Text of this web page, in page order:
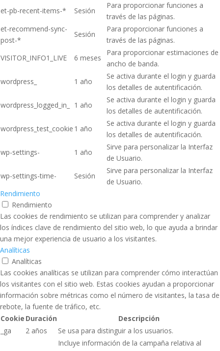
et-pb-recent-items-*
Sesión
Para proporcionar funciones a
través de las páginas.
et-recommend-sync-
post-*
Sesión
Para proporcionar funciones a
través de las páginas.
VISITOR_INFO1_LIVE
6 meses
Para proporcionar estimaciones de
ancho de banda.
wordpress_
1 año
Se activa durante el login y guarda
los detalles de autentificación.
wordpress_logged_in_
1 año
Se activa durante el login y guarda
los detalles de autentificación.
wordpress_test_cookie 1 año
Se activa durante el login y guarda
los detalles de autentificación.
wp-settings-
1 año
Sirve para personalizar la Interfaz
de Usuario.
wp-settings-time-
Sesión
Sirve para personalizar la Interfaz
de Usuario.
Rendimiento
Rendimiento
Las cookies de rendimiento se utilizan para comprender y analizar
los índices clave de rendimiento del sitio web, lo que ayuda a brindar
una mejor experiencia de usuario a los visitantes.
Analíticas
Analíticas
Las cookies analíticas se utilizan para comprender cómo interactúan
los visitantes con el sitio web. Estas cookies ayudan a proporcionar
información sobre métricas como el número de visitantes, la tasa de
rebote, la fuente de tráfico, etc.
Cookie Duración
Descripción
_ga
2 años
Se usa para distinguir a los usuarios.
Incluye información de la campaña relativa al